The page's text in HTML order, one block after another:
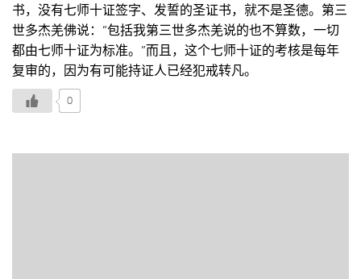
书，没有七师十证签字、发誓的圣证书，就不是圣德。第三
世多杰羌佛说：“包括我第三世多杰羌说的也不算数，一切
都由七师十证为标准。”而且，这个七师十证的考核是每年
复审的，因为有可能持证人已经犯戒转凡。
0